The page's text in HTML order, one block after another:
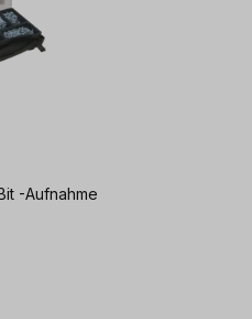
-Aufnahme